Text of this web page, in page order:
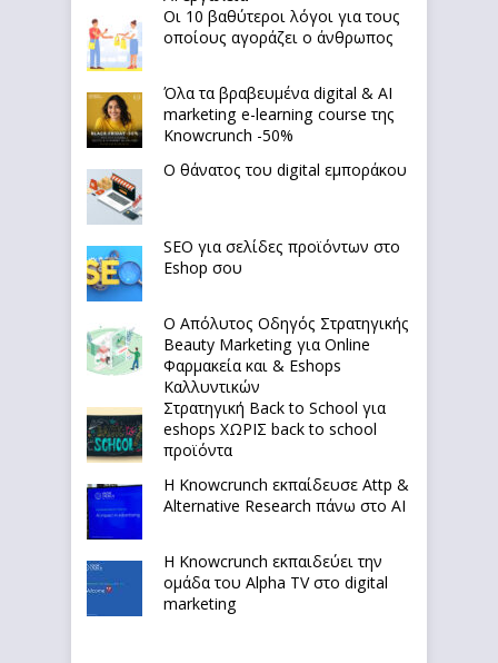
Οι 10 βαθύτεροι λόγοι για τους
οποίους αγοράζει ο άνθρωπος
Όλα τα βραβευμένα digital & AI
marketing e-learning course της
Knowcrunch -50%
Ο θάνατος του digital εμποράκου
SEO για σελίδες προϊόντων στο
Eshop σου
Ο Απόλυτoς Οδηγός Στρατηγικής
Beauty Marketing για Online
Φαρμακεία και & Eshops
Καλλυντικών
Στρατηγική Back to School για
eshops ΧΩΡΙΣ back to school
προϊόντα
Η Knowcrunch εκπαίδευσε Attp &
Alternative Research πάνω στο ΑΙ
Η Knowcrunch εκπαιδεύει την
ομάδα του Alpha TV στο digital
marketing